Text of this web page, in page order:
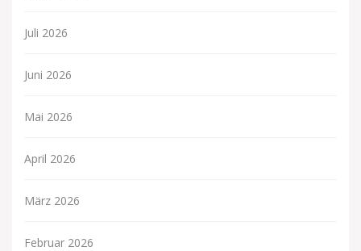
Juli 2026
Juni 2026
Mai 2026
April 2026
März 2026
Februar 2026